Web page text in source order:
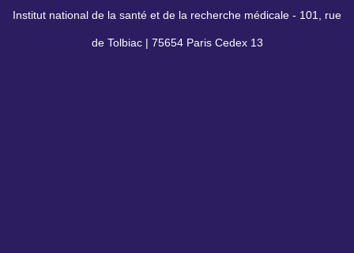
conforme)
Institut national de la santé et de la recherche médicale - 101, rue
de Tolbiac | 75654 Paris Cedex 13